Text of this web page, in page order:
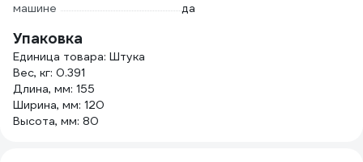
машине
да
Упаковка
Единица товара: Штука
Вес, кг: 0.391
Длина, мм: 155
Ширина, мм: 120
Высота, мм: 80